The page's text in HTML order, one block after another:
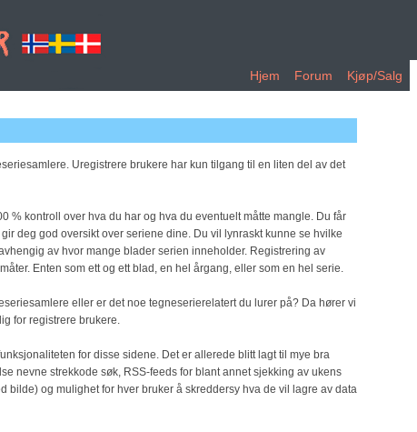
Hjem Forum Kjøp/Salg
Uregistrere brukere har kun tilgang til en liten del av det
% kontroll over hva du har og hva du eventuelt måtte mangle. Du får
deg god oversikt over seriene dine. Du vil lynraskt kunne se hvilke
av hvor mange blader serien inneholder. Registrering av
Enten som ett og ett blad, en hel årgang, eller som en hel serie.
eller er det noe tegneserierelatert du lurer på? Da hører vi
for registrere brukere.
for disse sidene. Det er allerede blitt lagt til mye bra
nevne strekkode søk, RSS-feeds for blant annet sjekking av ukens
bilde) og mulighet for hver bruker å skreddersy hva de vil lagre av data